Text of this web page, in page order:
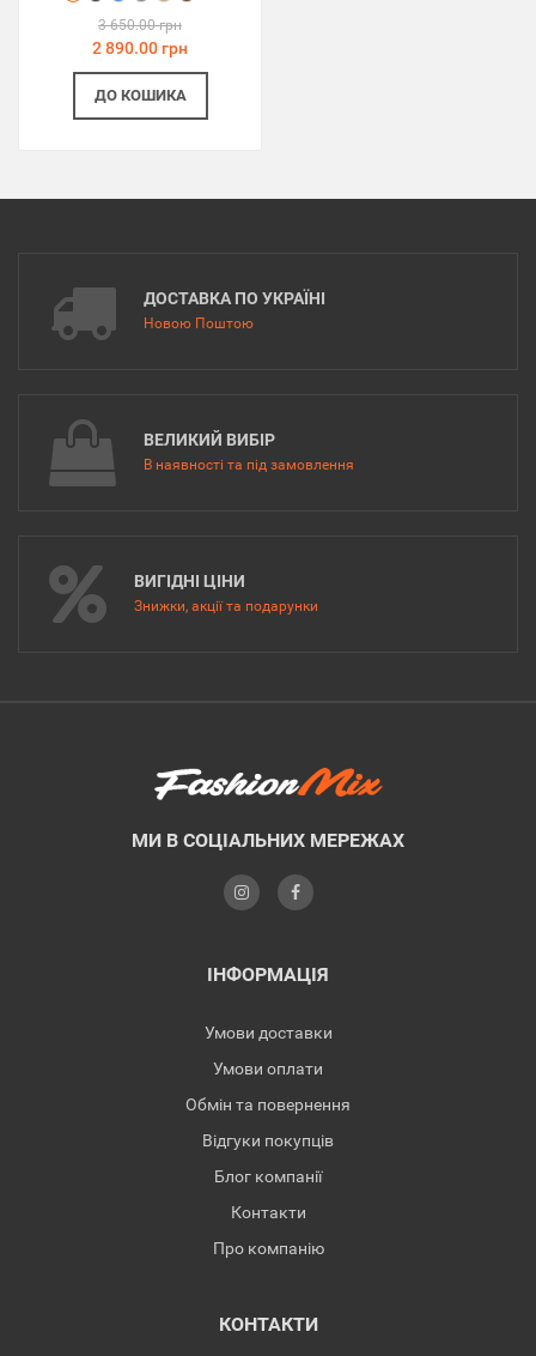
3 650.00 грн
2 890.00 грн
ДО КОШИКА
ДОСТАВКА ПО УКРАЇНІ
Новою Поштою
ВЕЛИКИЙ ВИБІР
В наявності та під замовлення
ВИГІДНІ ЦІНИ
Знижки, акції та подарунки
МИ В СОЦІАЛЬНИХ МЕРЕЖАХ
ІНФОРМАЦІЯ
Умови доставки
Умови оплати
Обмін та повернення
Відгуки покупців
Блог компанії
Контакти
Про компанію
КОНТАКТИ